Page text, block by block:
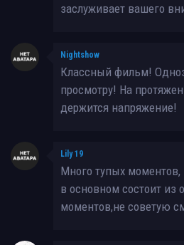
заслуживает вашего
Nightshow
Классный фильм!
просмотру! На
держится напряжение!
Lily 19
Много тупых
в основном состоит из
моментов,не советую